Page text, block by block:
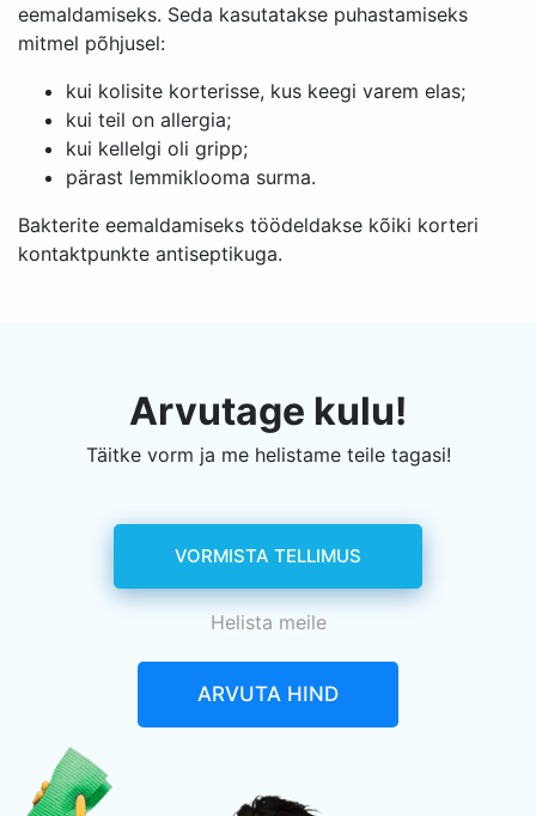
eemaldamiseks. Seda kasutatakse puhastamiseks
mitmel põhjusel:
kui kolisite korterisse, kus keegi varem elas;
kui teil on allergia;
kui kellelgi oli gripp;
pärast lemmiklooma surma.
Bakterite eemaldamiseks töödeldakse kõiki korteri
kontaktpunkte antiseptikuga.
Arvutage kulu!
Täitke vorm ja me helistame teile tagasi!
VORMISTA TELLIMUS
Helista meile
ARVUTA HIND